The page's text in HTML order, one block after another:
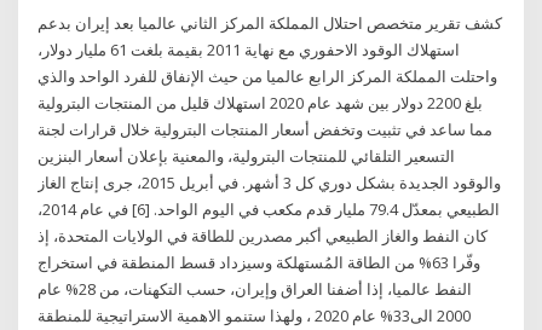
كشف تقرير متخصص احتلال المملكة المركز الثاني عالميا بعد إيران بدعم
استهلاك الوقود الاحفوري مع نهاية 2011 بقيمة بلغت 61 مليار دولار،
واحتلت المملكة المركز الرابع عالميا من حيث الإنفاق للفرد الواحد والذي
بلغ 2200 دولار بين شهد عام 2020 استهلاك قليل من المنتجات البترولية
مما ساعد في تثبيت وتخفض أسعار المنتجات البترولية خلال قرارات لجنة
التسعير التلقائي للمنتجات البترولية، والمعنية بإعلان أسعار البنزين
والوقود الجديدة بشكل دوري كل 3 أشهر. في أبريل 2015، جرى إنتاج الغاز
الطبيعي بمعدّل 79.4 مليار قدم مكعب في اليوم الواحد. [6] في عام 2014،
كان النفط والغاز الطبيعي أكبر مصدرين للطاقة في الولايات المتحدة، إذ
وفّرا 63% من الطاقة المُستهلكة وسيزداد قسط المنطقة في استخراج
النفط عالميا، إذا أضفنا العراق وإيران، حسب التكهنات، من 28% عام
2000 الى33% عام 2020 ، ولهذا ستنمو الاهمية الاستراتيجية للمنطقة